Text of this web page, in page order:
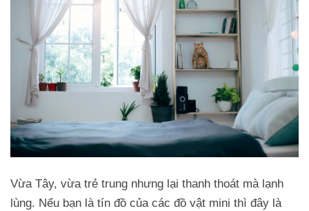
Vừa Tây, vừa trẻ trung nhưng lại thanh thoát mà lạnh
lùng. Nếu bạn là tín đồ của các đồ vật mini thì đây là